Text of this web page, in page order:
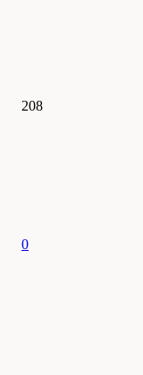
208
0